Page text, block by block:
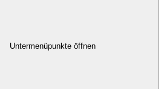
Untermenüpunkte öffnen